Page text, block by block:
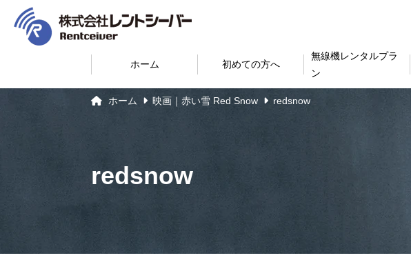
ホーム 初めての方へ
無線機レンタルプラ
ン
ホーム 映画｜赤い雪 Red Snow redsnow
redsnow